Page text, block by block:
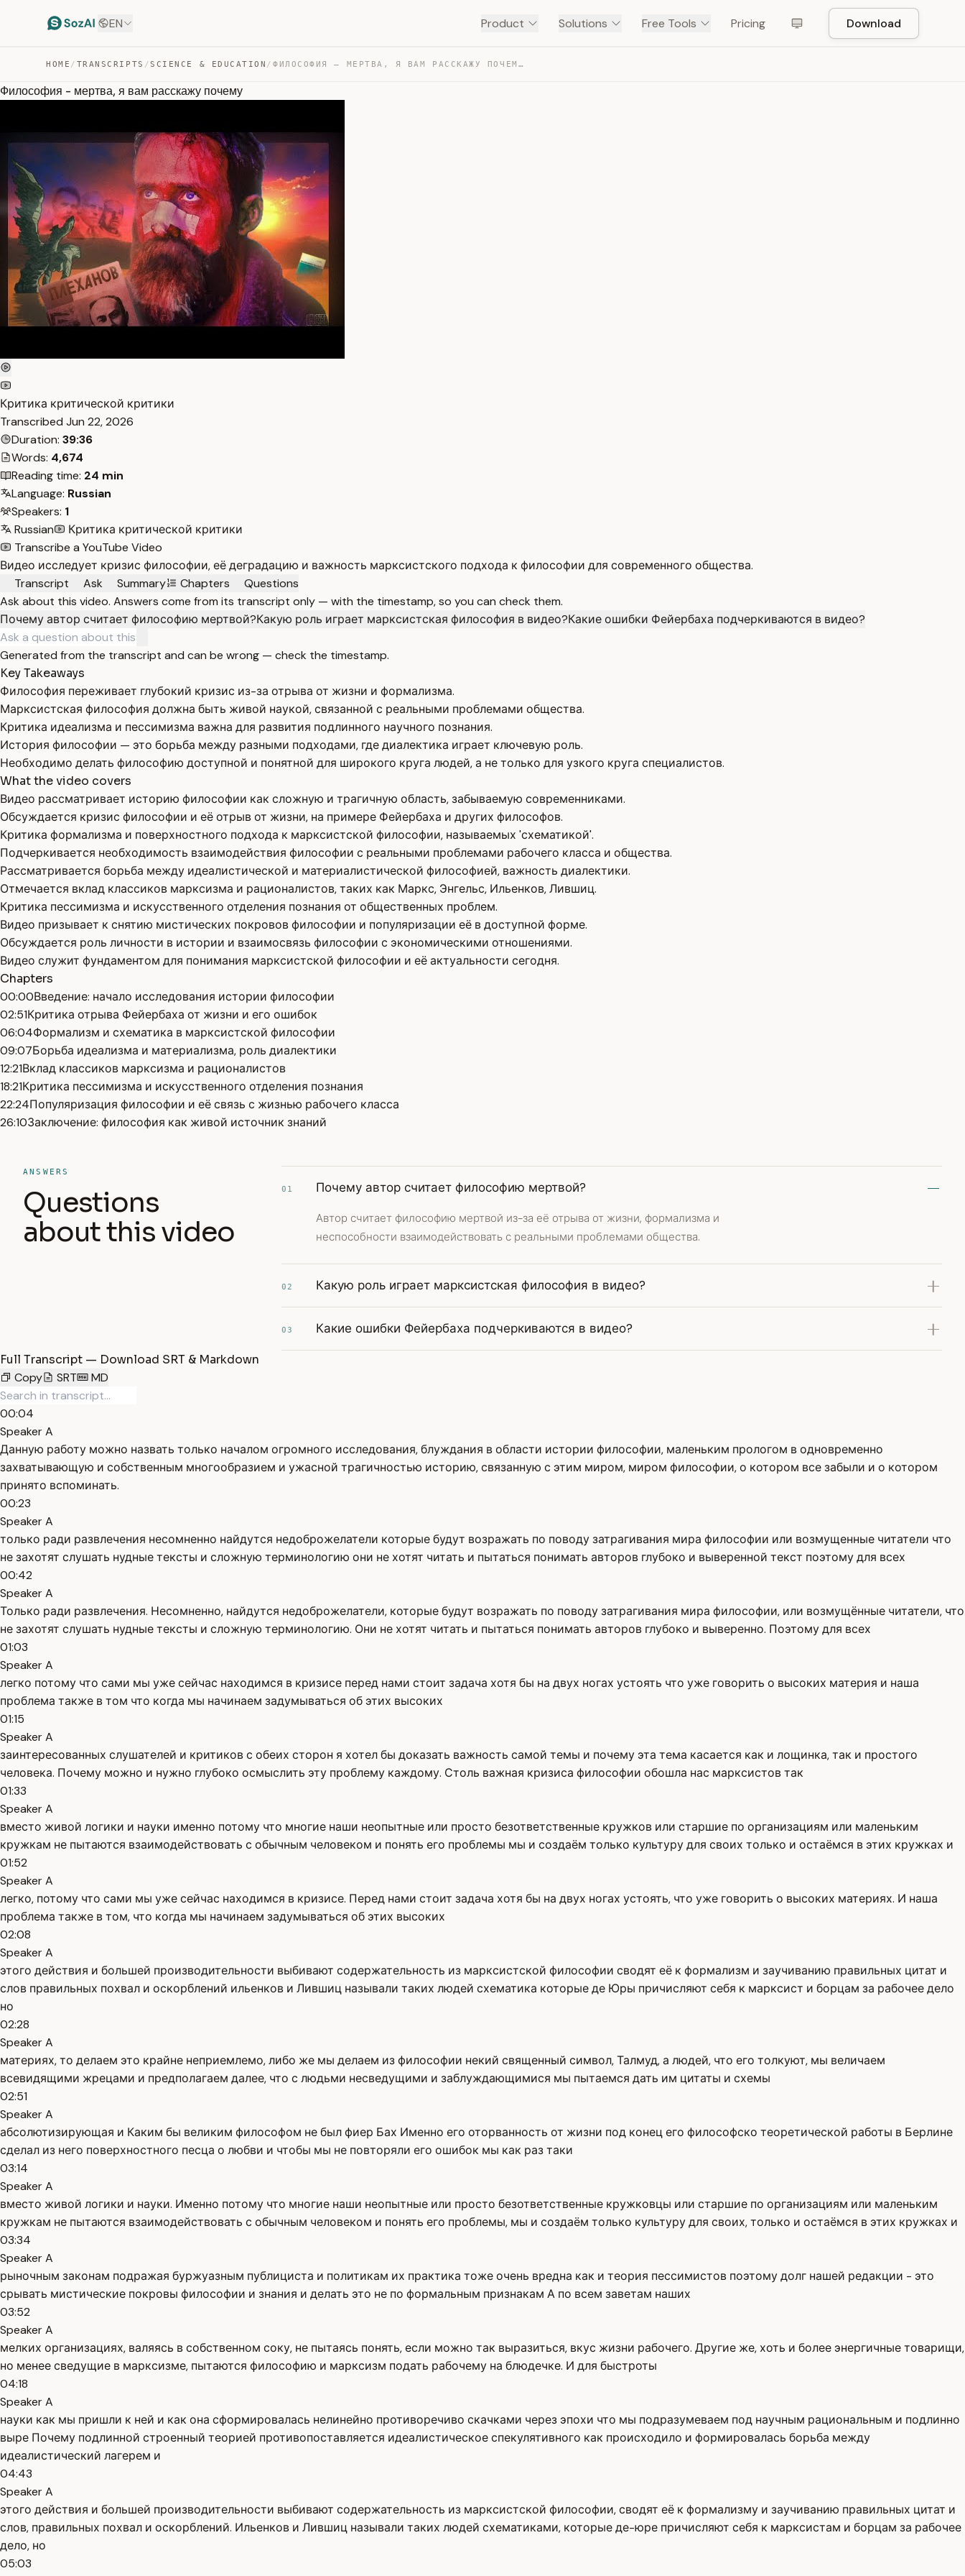
EN Product Solutions Free Tools Pricing Download
HOME / TRANSCRIPTS /SCIENCE & EDUCATION / ФИЛОСОФИЯ – МЕРТВА, Я ВАМ РАССКАЖУ ПОЧЕМУ — TRANSCRIPT
Философия - мертва, я вам расскажу почему
Критика критической критики
Transcribed Jun 22, 2026
Duration: 39:36
Words: 4,674
Reading time: 24 min
Language: Russian
Speakers: 1
Russian
Критика критической критики
Transcribe a YouTube Video
Видео исследует кризис философии, её деградацию и важность марксистского подхода к философии для современного общества.
Transcript
Ask Summary Chapters
Questions
Ask about this video. Answers come from its transcript only — with the timestamp, so you can check them.
Почему автор считает философию мертвой?Какую роль играет марксистская философия в видео?Какие ошибки Фейербаха подчеркиваются в видео?
Generated from the transcript and can be wrong — check the timestamp.
Key Takeaways
Философия переживает глубокий кризис из-за отрыва от жизни и формализма.
Марксистская философия должна быть живой наукой, связанной с реальными проблемами общества.
Критика идеализма и пессимизма важна для развития подлинного научного познания.
История философии — это борьба между разными подходами, где диалектика играет ключевую роль.
Необходимо делать философию доступной и понятной для широкого круга людей, а не только для узкого круга специалистов.
What the video covers
Видео рассматривает историю философии как сложную и трагичную область, забываемую современниками.
Обсуждается кризис философии и её отрыв от жизни, на примере Фейербаха и других философов.
Критика формализма и поверхностного подхода к марксистской философии, называемых 'схематикой'.
Подчеркивается необходимость взаимодействия философии с реальными проблемами рабочего класса и общества.
Рассматривается борьба между идеалистической и материалистической философией, важность диалектики.
Отмечается вклад классиков марксизма и рационалистов, таких как Маркс, Энгельс, Ильенков, Лившиц.
Критика пессимизма и искусственного отделения познания от общественных проблем.
Видео призывает к снятию мистических покровов философии и популяризации её в доступной форме.
Обсуждается роль личности в истории и взаимосвязь философии с экономическими отношениями.
Видео служит фундаментом для понимания марксистской философии и её актуальности сегодня.
Chapters
00:00Введение: начало исследования истории философии
02:51Критика отрыва Фейербаха от жизни и его ошибок
06:04Формализм и схематика в марксистской философии
09:07Борьба идеализма и материализма, роль диалектики
12:21Вклад классиков марксизма и рационалистов
18:21Критика пессимизма и искусственного отделения познания
22:24Популяризация философии и её связь с жизнью рабочего класса
26:10Заключение: философия как живой источник знаний
ANSWERS
Questions
about this video
01 Почему автор считает философию мертвой?
Автор считает философию мертвой из-за её отрыва от жизни, формализма и
неспособности взаимодействовать с реальными проблемами общества.
02 Какую роль играет марксистская философия в видео?
03 Какие ошибки Фейербаха подчеркиваются в видео?
Full Transcript — Download SRT & Markdown
Copy
SRT MD
00:04
Speaker A
Данную работу можно назвать только началом огромного исследования, блуждания в области истории философии, маленьким прологом в одновременно
захватывающую и собственным многообразием и ужасной трагичностью историю, связанную с этим миром, миром философии, о котором все забыли и о котором
принято вспоминать.
00:23
Speaker A
только ради развлечения несомненно найдутся недоброжелатели которые будут возражать по поводу затрагивания мира философии или возмущенные читатели что
не захотят слушать нудные тексты и сложную терминологию они не хотят читать и пытаться понимать авторов глубоко и выверенной текст поэтому для всех
00:42
Speaker A
Только ради развлечения. Несомненно, найдутся недоброжелатели, которые будут возражать по поводу затрагивания мира философии, или возмущённые читатели, что
не захотят слушать нудные тексты и сложную терминологию. Они не хотят читать и пытаться понимать авторов глубоко и выверенно. Поэтому для всех
01:03
Speaker A
легко потому что сами мы уже сейчас находимся в кризисе перед нами стоит задача хотя бы на двух ногах устоять что уже говорить о высоких материя и наша
проблема также в том что когда мы начинаем задумываться об этих высоких
01:15
Speaker A
заинтересованных слушателей и критиков с обеих сторон я хотел бы доказать важность самой темы и почему эта тема касается как и лощинка, так и простого
человека. Почему можно и нужно глубоко осмыслить эту проблему каждому. Столь важная кризиса философии обошла нас марксистов так
01:33
Speaker A
вместо живой логики и науки именно потому что многие наши неопытные или просто безответственные кружков или старшие по организациям или маленьким
кружкам не пытаются взаимодействовать с обычным человеком и понять его проблемы мы и создаём только культуру для своих только и остаёмся в этих кружках и
01:52
Speaker A
легко, потому что сами мы уже сейчас находимся в кризисе. Перед нами стоит задача хотя бы на двух ногах устоять, что уже говорить о высоких материях. И наша
проблема также в том, что когда мы начинаем задумываться об этих высоких
02:08
Speaker A
этого действия и большей производительности выбивают содержательность из марксистской философии сводят её к формализм и заучиванию правильных цитат и
слов правильных похвал и оскорблений ильенков и Лившиц называли таких людей схематика которые де Юры причисляют себя к марксист и борцам за рабочее дело
но
02:28
Speaker A
материях, то делаем это крайне неприемлемо, либо же мы делаем из философии некий священный символ, Талмуд, а людей, что его толкуют, мы величаем
всевидящими жрецами и предполагаем далее, что с людьми несведущими и заблуждающимися мы пытаемся дать им цитаты и схемы
02:51
Speaker A
абсолютизирующая и Каким бы великим философом не был фиер Бах Именно его оторванность от жизни под конец его философско теоретической работы в Берлине
сделал из него поверхностного песца о любви и чтобы мы не повторяли его ошибок мы как раз таки
03:14
Speaker A
вместо живой логики и науки. Именно потому что многие наши неопытные или просто безответственные кружковцы или старшие по организациям или маленьким
кружкам не пытаются взаимодействовать с обычным человеком и понять его проблемы, мы и создаём только культуру для своих, только и остаёмся в этих кружках и
03:34
Speaker A
рыночным законам подражая буржуазным публициста и политикам их практика тоже очень вредна как и теория пессимистов поэтому долг нашей редакции - это
срывать мистические покровы философии и знания и делать это не по формальным признакам А по всем заветам наших
03:52
Speaker A
мелких организациях, валяясь в собственном соку, не пытаясь понять, если можно так выразиться, вкус жизни рабочего. Другие же, хоть и более энергичные товарищи,
но менее сведущие в марксизме, пытаются философию и марксизм подать рабочему на блюдечке. И для быстроты
04:18
Speaker A
науки как мы пришли к ней и как она сформировалась нелинейно противоречиво скачками через эпохи что мы подразумеваем под научным рациональным и подлинно
выре Почему подлинной строенный теорией противопоставляется идеалистическое спекулятивного как происходило и формировалась борьба между
идеалистический лагерем и
04:43
Speaker A
этого действия и большей производительности выбивают содержательность из марксистской философии, сводят её к формализму и заучиванию правильных цитат и
слов, правильных похвал и оскорблений. Ильенков и Лившиц называли таких людей схематиками, которые де-юре причисляют себя к марксистам и борцам за рабочее
дело, но
05:03